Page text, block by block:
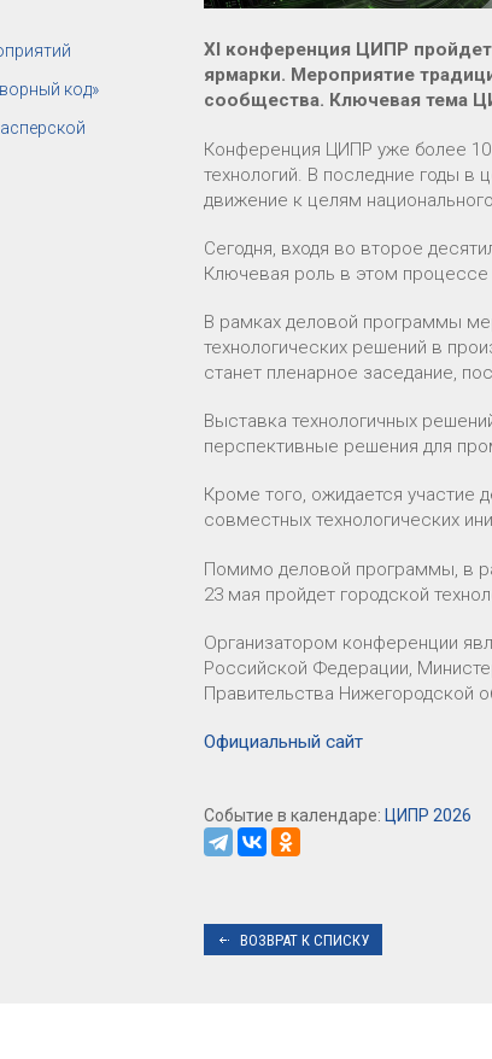
код»
XI конференция ЦИПР
ярмарки. Мероприятие
сообщества. Ключевая тема
Конференция ЦИПР уже более 10
технологий. В последние годы в
движение к целям
Сегодня, входя во второе
Ключевая роль в этом
В рамках деловой программы
технологических решений в
станет пленарное заседание,
Выставка технологичных
перспективные решения для
Кроме того, ожидается участие
совместных технологических
Помимо деловой программы, в
23 мая пройдет городской
Организатором конференции
Российской Федерации,
Правительства Нижегородской
Официальный сайт
Событие в календаре: ЦИПР 2026
ВОЗВРАТ К СПИСКУ